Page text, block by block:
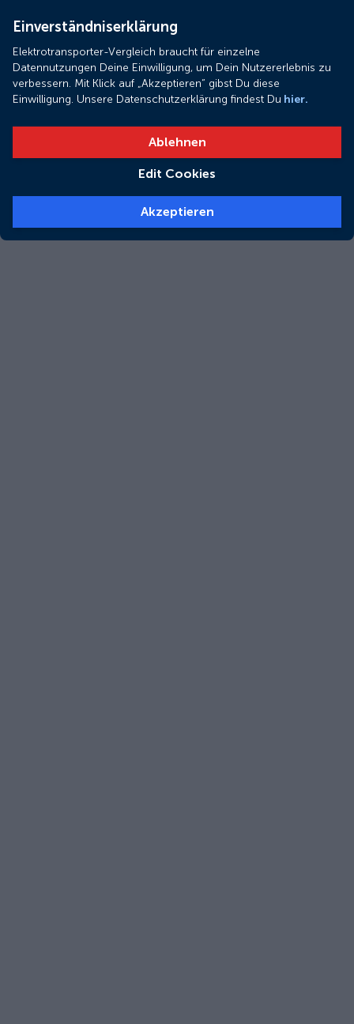
Einverständniserklärung
Elektrotransporter-Vergleich braucht für einzelne
Datennutzungen Deine Einwilligung, um Dein Nutzererlebnis zu
verbessern. Mit Klick auf „Akzeptieren“ gibst Du diese
Einwilligung. Unsere Datenschutzerklärung findest Du hier.
Ablehnen
Edit Cookies
Akzeptieren